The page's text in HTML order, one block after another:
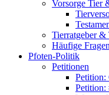
Vorsorge Tier
Tierratgeber &
Häufige Fragen
Pfoten-Politik
Petitionen
Petition:
Petition: